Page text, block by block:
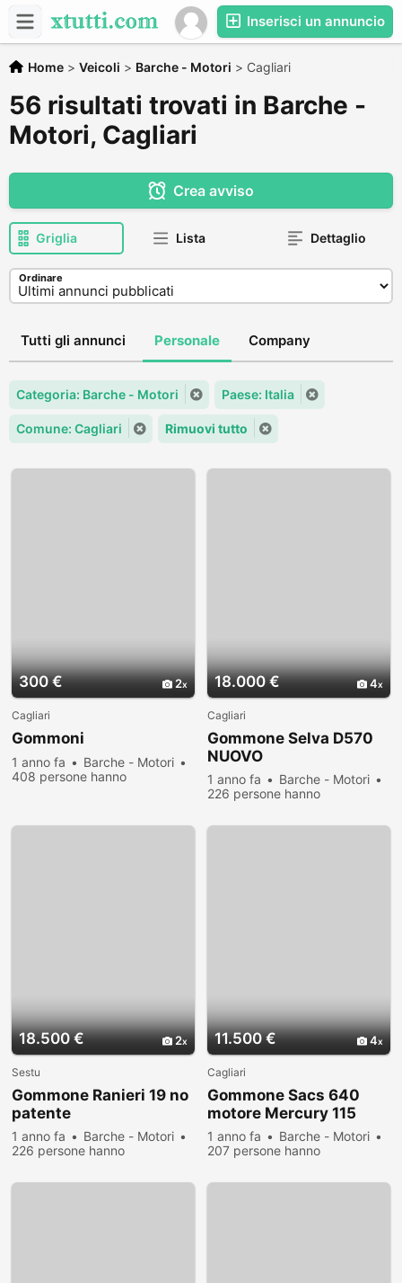
Inserisci un annuncio
Home > Veicoli > Barche - Motori > Cagliari
56 risultati trovati in Barche -
Motori, Cagliari
Crea avviso
Griglia Lista Dettaglio
Ordinare
Tutti gli annunci Personale Company
Categoria: Barche - Motori Paese: Italia
Comune: Cagliari Rimuovi tutto
300 € 2
Cagliari
Gommoni
1 anno fa
Barche - Motori
408 persone hanno
18.000 € 4
Cagliari
Gommone Selva D570
NUOVO
1 anno fa
Barche - Motori
226 persone hanno
18.500 € 2
Sestu
Gommone Ranieri 19 no
patente
1 anno fa
Barche - Motori
226 persone hanno
11.500 € 4
Cagliari
Gommone Sacs 640
motore Mercury 115
1 anno fa
Barche - Motori
207 persone hanno